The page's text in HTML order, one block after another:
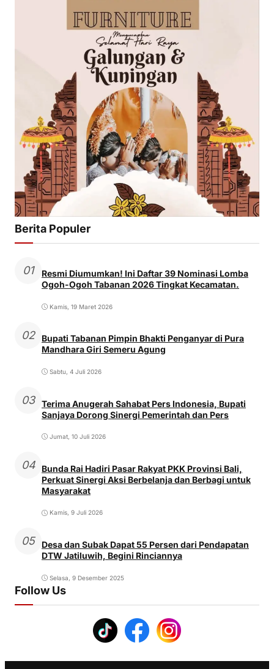
Berita Populer
01
Resmi Diumumkan! Ini Daftar 39 Nominasi Lomba
Ogoh-Ogoh Tabanan 2026 Tingkat Kecamatan.
Kamis, 19 Maret 2026
02
Bupati Tabanan Pimpin Bhakti Penganyar di Pura
Mandhara Giri Semeru Agung
Sabtu, 4 Juli 2026
03
Terima Anugerah Sahabat Pers Indonesia, Bupati
Sanjaya Dorong Sinergi Pemerintah dan Pers
Jumat, 10 Juli 2026
04
Bunda Rai Hadiri Pasar Rakyat PKK Provinsi Bali,
Perkuat Sinergi Aksi Berbelanja dan Berbagi untuk
Masyarakat
Kamis, 9 Juli 2026
05
Desa dan Subak Dapat 55 Persen dari Pendapatan
DTW Jatiluwih, Begini Rinciannya
Selasa, 9 Desember 2025
Follow Us